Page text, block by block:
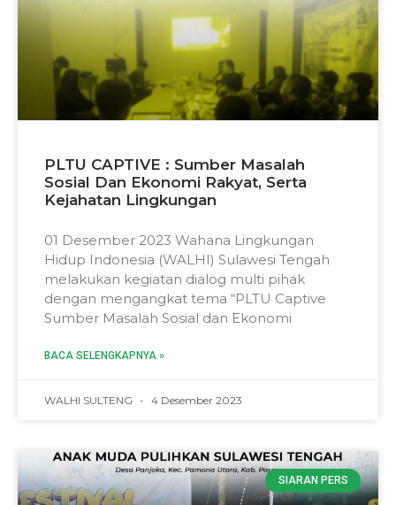
PLTU CAPTIVE : Sumber Masalah
Sosial Dan Ekonomi Rakyat, Serta
Kejahatan Lingkungan
01 Desember 2023 Wahana Lingkungan
Hidup Indonesia (WALHI) Sulawesi Tengah
melakukan kegiatan dialog multi pihak
dengan mengangkat tema “PLTU Captive
Sumber Masalah Sosial dan Ekonomi
BACA SELENGKAPNYA »
WALHI SULTENG 4 Desember 2023
SIARAN PERS